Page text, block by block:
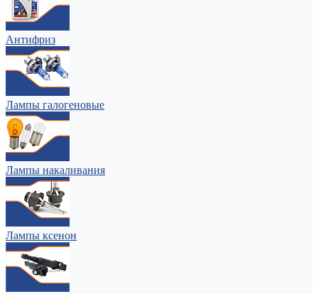
Антифриз
Лампы галогеновые
Лампы накаливания
Лампы ксенон